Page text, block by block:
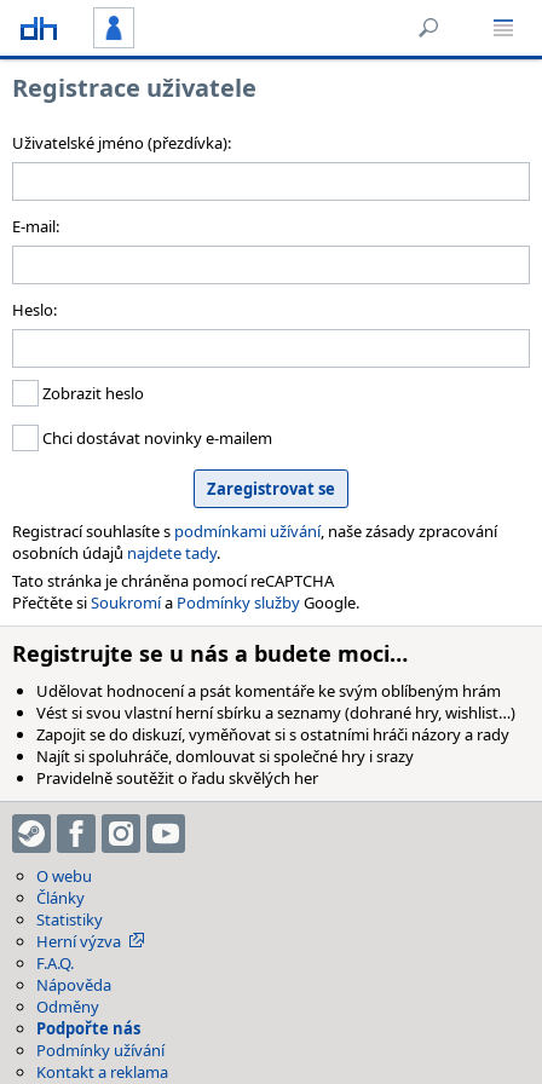
Registrace uživatele
Uživatelské jméno (přezdívka):
E-mail:
Heslo:
Zobrazit heslo
Chci dostávat novinky e-mailem
Registrací souhlasíte s podmínkami užívání, naše zásady zpracování
osobních údajů najdete tady.
Tato stránka je chráněna pomocí reCAPTCHA
Přečtěte siSoukromía Podmínky službyGoogle.
Registrujte se u nás a budete moci…
Udělovat hodnocení a psát komentáře ke svým oblíbeným hrám
Vést si svou vlastní herní sbírku a seznamy (dohrané hry, wishlist…)
Zapojit se do diskuzí, vyměňovat si s ostatními hráči názory a rady
Najít si spoluhráče, domlouvat si společné hry i srazy
Pravidelně soutěžit o řadu skvělých her
O webu
Články
Statistiky
Herní výzva
F.A.Q.
Nápověda
Odměny
Podpořte nás
Podmínky užívání
Kontakt a reklama